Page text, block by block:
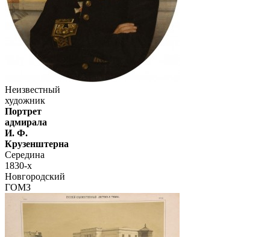
Неизвестный
художник
Портрет
адмирала
И. Ф.
Крузенштерна
Середина
1830-х
Новгородский
ГОМЗ